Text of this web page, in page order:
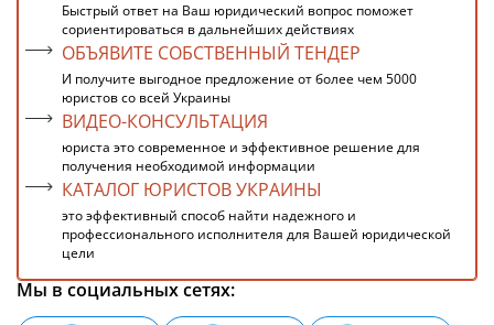
Быстрый ответ на Ваш юридический вопрос поможет
сориентироваться в дальнейших действиях
ОБЪЯВИТЕ СОБСТВЕННЫЙ ТЕНДЕР
И получите выгодное предложение от более чем 5000
юристов со всей Украины
ВИДЕО-КОНСУЛЬТАЦИЯ
юриста это современное и эффективное решение для
получения необходимой информации
КАТАЛОГ ЮРИСТОВ УКРАИНЫ
это эффективный способ найти надежного и
профессионального исполнителя для Вашей юридической
цели
Мы в социальных сетях: